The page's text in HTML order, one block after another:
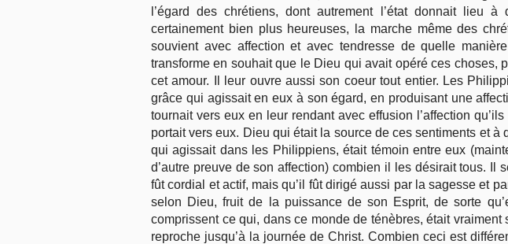
l’égard des chrétiens, dont autrement l’état donnait lieu
certainement bien plus heureuses, la marche même des
souvient avec affection et avec tendresse de quelle
transforme en souhait que le Dieu qui avait opéré ces choses,
cet amour. Il leur ouvre aussi son coeur tout entier. Les
grâce qui agissait en eux à son égard, en produisant une
tournait vers eux en leur rendant avec effusion l’affection
portait vers eux. Dieu qui était la source de ces sentiments et
qui agissait dans les Philippiens, était témoin entre eux
d’autre preuve de son affection) combien il les désirait tous.
fût cordial et actif, mais qu’il fût dirigé aussi par la sagesse et
selon Dieu, fruit de la puissance de son Esprit, de sorte
comprissent ce qui, dans ce monde de ténèbres, était
reproche jusqu’à la journée de Christ. Combien ceci est